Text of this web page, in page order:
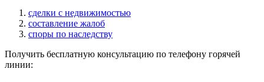
сделки с недвижимостью
составление жалоб
споры по наследству
Получить бесплатную консультацию по телефону горячей
линии: